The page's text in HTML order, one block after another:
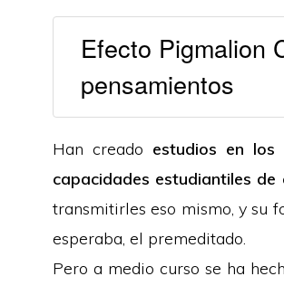
Efecto Pigmalion
pensamientos
Han creado estudios en
capacidades estudiantiles de
transmitirles eso mismo, y su
esperaba, el premeditado.
Pero a medio curso se ha